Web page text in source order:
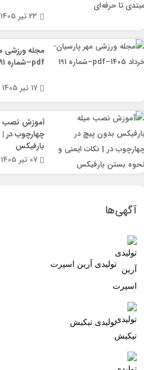
23 تیر 1405
pdf–شماره 191
17 تیر 1405
آموزش نصب
چهارچوب در
بارفیکس
07 تیر 1405
آگهی‌ها
تولیدی آرین اسپرت
تولیدی تیکیش